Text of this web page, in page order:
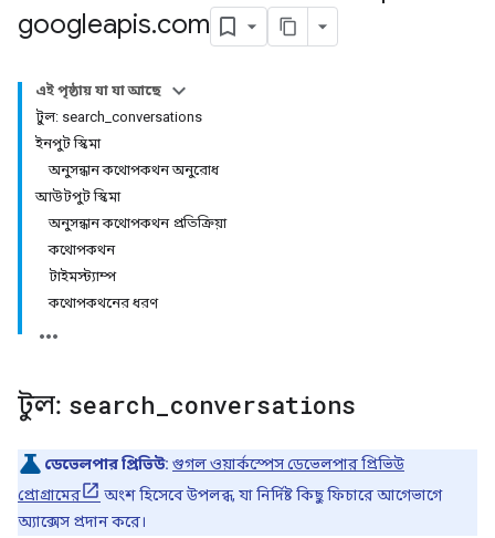
googleapis.com
এই পৃষ্ঠায় যা যা আছে
টুল: search_conversations
ইনপুট স্কিমা
অনুসন্ধান কথোপকথন অনুরোধ
আউটপুট স্কিমা
অনুসন্ধান কথোপকথন প্রতিক্রিয়া
কথোপকথন
টাইমস্ট্যাম্প
কথোপকথনের ধরণ
টুল: search conversations
ডেভেলপার প্রিভিউ: গুগল ওয়ার্কস্পেস ডেভেলপার প্রিভিউ
প্রোগ্রামের
অংশ হিসেবে উপলব্ধ, যা নির্দিষ্ট কিছু ফিচারে আগেভাগে
অ্যাক্সেস প্রদান করে।